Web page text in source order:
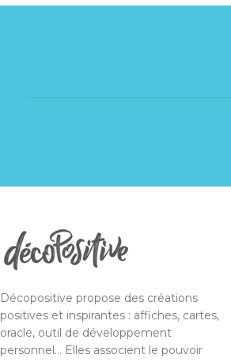
Décopositive propose des créations
positives et inspirantes : affiches, cartes,
oracle, outil de développement
personnel... Elles associent le pouvoir